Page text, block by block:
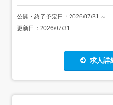
公開・終了予定日： 2026/07/31 ～
更新日： 2026/07/31
求人詳